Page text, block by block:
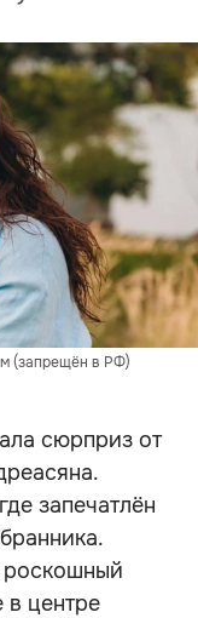
(запрещён в РФ)
сюрприз от
запечатлён
роскошный
в центре